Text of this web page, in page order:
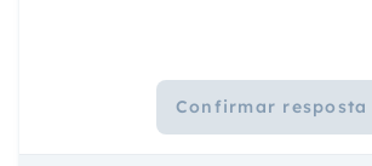
Confirmar resposta